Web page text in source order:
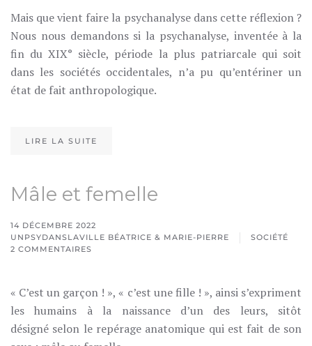
Mais que vient faire la psychanalyse dans cette réflexion ?
Nous nous demandons si la psychanalyse, inventée à la
fin du XIX° siècle, période la plus patriarcale qui soit
dans les sociétés occidentales, n’a pu qu’entériner un
état de fait anthropologique.
LIRE LA SUITE
Mâle et femelle
14 DÉCEMBRE 2022
UNPSYDANSLAVILLE BÉATRICE & MARIE-PIERRE
SOCIÉTÉ
2 COMMENTAIRES
SUR
FEMELLE
« C’est un garçon ! », « c’est une fille ! », ainsi s’expriment
les humains à la naissance d’un des leurs, sitôt
désigné selon le repérage anatomique qui est fait de son